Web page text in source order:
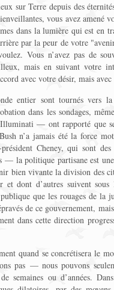
sur Terre depuis des
vous avez amené
dans la lumière qui est en
par la peur de votre
Vous n’avez pas de
mais en suivant votre
avec votre désir, mais
entier sont tournés vers
dans les sondages,
— ont rapporté que
n’a jamais été la force
Cheney, qui sont
— la politique partisane est
bien vivante la division des
dont d’autres suivent
que les rouages de
de ce gouvernement,
dans cette direction
quand se concrétisera le
pas — nous pouvons
semaines ou d’années.